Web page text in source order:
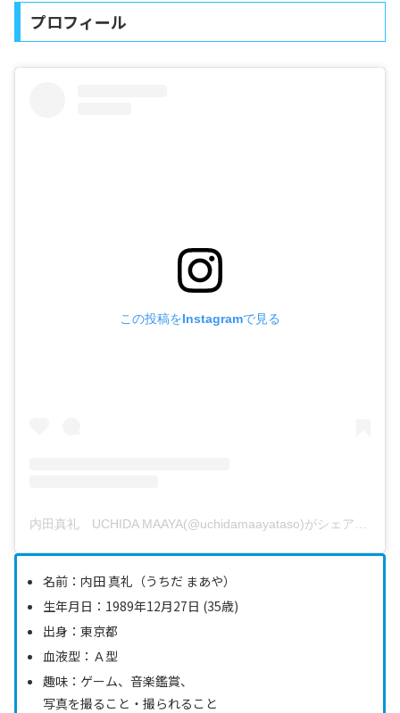
プロフィール
この投稿をInstagramで見る
名前：内田 真礼（うちだ まあや）
生年月日：1989年12月27日 (35歳)
出身：東京都
血液型：Ａ型
趣味：ゲーム、音楽鑑賞、
写真を撮ること・撮られること